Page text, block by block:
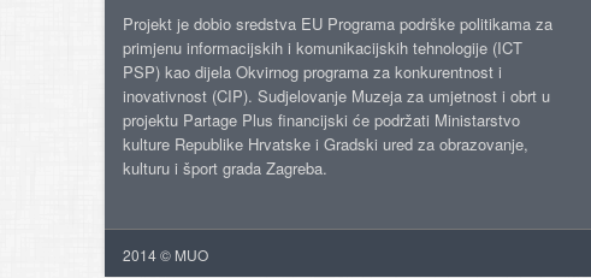
Projekt je dobio sredstva EU Programa podrške politikama za
primjenu informacijskih i komunikacijskih tehnologije (ICT
PSP) kao dijela Okvirnog programa za konkurentnost i
inovativnost (CIP). Sudjelovanje Muzeja za umjetnost i obrt u
projektu Partage Plus financijski će podržati Ministarstvo
kulture Republike Hrvatske i Gradski ured za obrazovanje,
kulturu i šport grada Zagreba.
2014 © MUO